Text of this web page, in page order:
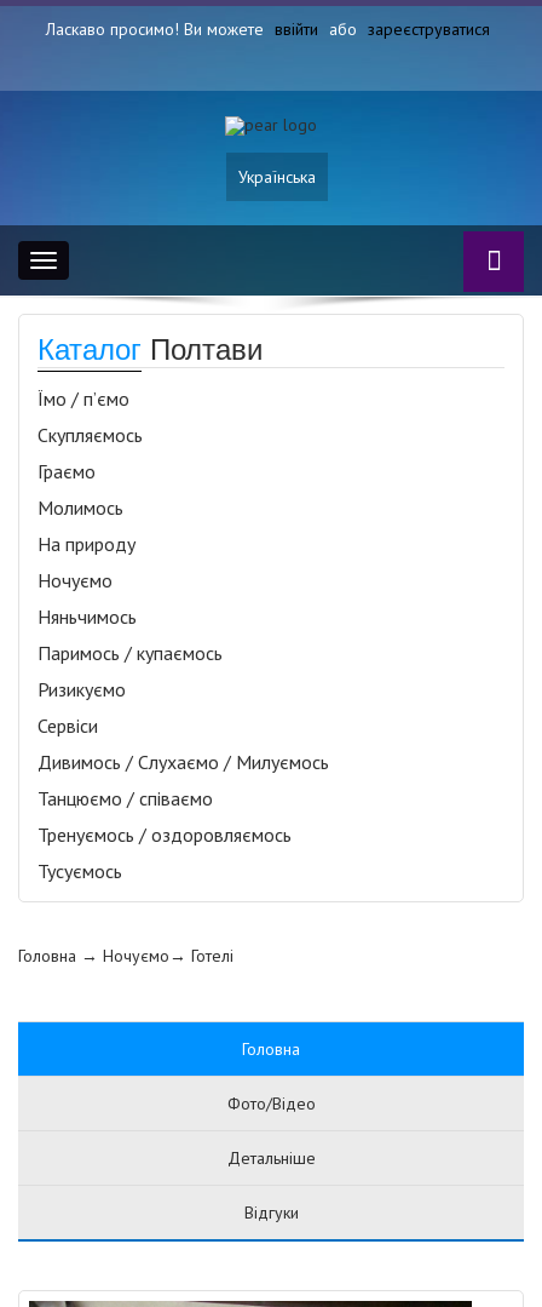
Ласкаво просимо! Ви можете ввійти або зареєструватися
Українська
Toggle
navigation
Каталог Полтави
Їмо / п’ємо
Скупляємось
Граємо
Молимось
На природу
Ночуємо
Няньчимось
Паримось / купаємось
Ризикуємо
Сервіси
Дивимось / Слухаємо / Милуємось
Танцюємо / співаємо
Тренуємось / оздоровляємось
Тусуємось
Головна → Ночуємо→ Готелі
Головна
Фото/Відео
Детальніше
Відгуки